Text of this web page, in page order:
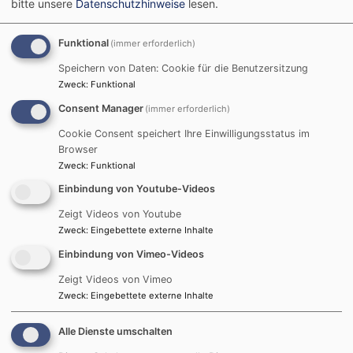
1/4
April/Mai/Juni 2021:
Jugendhaus: Seit langem mal wieder gute
Nachrichten! Wir öffnen ab dem 18. Juni :)
Allerdings unter angemessenen Hygieneauflagen
und mit Kontaktnachverfolgung. Wir freuen uns
alle riesig, dass wir uns nun wieder sehen können
und das Jugendhaus wieder richtig in Benutzung
ist.
: Zur Zeit findet wieder in Präsenz
Konfirmandenunterricht, sowie
Konfirmationsgottesdienste statt. Die Jugend
bitte unsere Datenschutzhinweise lesen.
Funktional (immer erforderlich)
Speichern von Daten: Cookie für die Benutzersitzung
Zweck: Funktional
Consent Manager (immer erforderlich)
Cookie Consent speichert Ihre Einwilligungsstatus im
Browser
Zweck: Funktional
Einbindung von Youtube-Videos
Zeigt Videos von Youtube
Zweck: Eingebettete externe Inhalte
Einbindung von Vimeo-Videos
Zeigt Videos von Vimeo
Zweck: Eingebettete externe Inhalte
Alle Dienste umschalten